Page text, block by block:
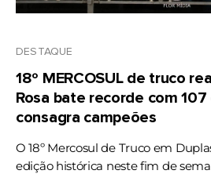
DESTAQUE
18º MERCOSUL de truco
Rosa bate recorde com 107
consagra campeões
O 18º Mercosul de Truco em
edição histórica neste fim de